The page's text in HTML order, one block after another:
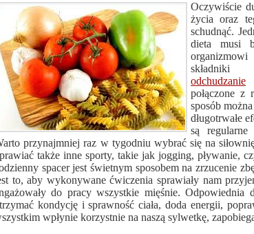
Oczywiście
życia oraz
schudnąć.
dieta musi
odchudzanie
połączone
sposób
długotrwałe
są regularne
przynajmniej raz w tygodniu wybrać się na
także inne sporty, takie jak jogging, pływanie,
spacer jest świetnym sposobem na zrzucenie
to, aby wykonywane ćwiczenia sprawiały nam
do pracy wszystkie mięśnie. Odpowiednia
kondycję i sprawność ciała, doda energii,
wpłynie korzystnie na naszą sylwetkę,